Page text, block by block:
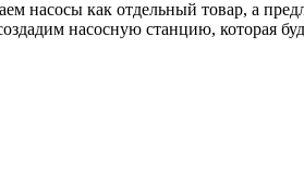
насосы как отдельный товар, а
насосную станцию, которая